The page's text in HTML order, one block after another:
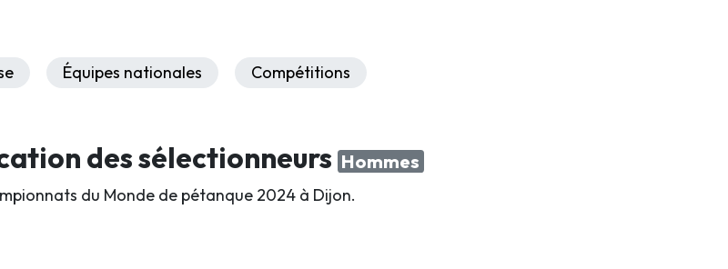
Équipes nationales Compétitions
des sélectionneurs Hommes
du Monde de pétanque 2024 à Dijon.